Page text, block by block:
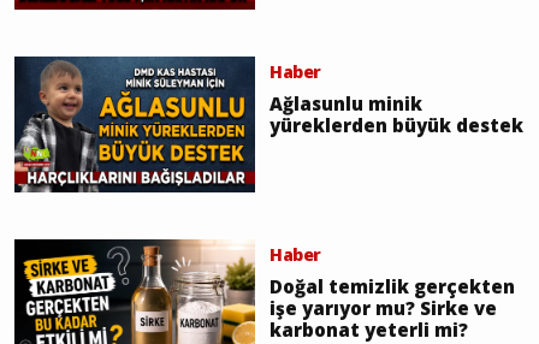
Haber
Ağlasunlu minik
yüreklerden büyük destek
Haber
Doğal temizlik gerçekten
işe yarıyor mu? Sirke ve
karbonat yeterli mi?